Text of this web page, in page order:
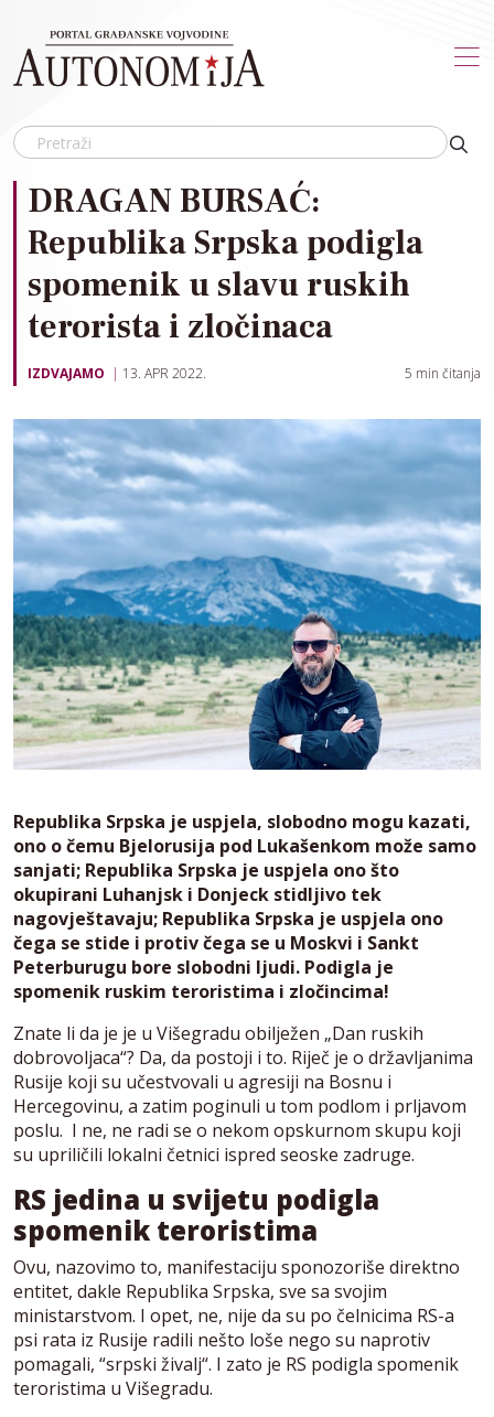
DRAGAN BURSAĆ:
Republika Srpska podigla
spomenik u slavu ruskih
terorista i zločinaca
IZDVAJAMO 13. APR 2022. 5 min čitanja
Republika Srpska je uspjela, slobodno mogu kazati,
ono o čemu Bjelorusija pod Lukašenkom može samo
sanjati; Republika Srpska je uspjela ono što
okupirani Luhanjsk i Donjeck stidljivo tek
nagovještavaju; Republika Srpska je uspjela ono
čega se stide i protiv čega se u Moskvi i Sankt
Peterburugu bore slobodni ljudi. Podigla je
spomenik ruskim teroristima i zločincima!
Znate li da je je u Višegradu obilježen „Dan ruskih
dobrovoljaca“? Da, da postoji i to. Riječ je o državljanima
Rusije koji su učestvovali u agresiji na Bosnu i
Hercegovinu, a zatim poginuli u tom podlom i prljavom
poslu. I ne, ne radi se o nekom opskurnom skupu koji
su upriličili lokalni četnici ispred seoske zadruge.
RS jedina u svijetu podigla
spomenik teroristima
Ovu, nazovimo to, manifestaciju sponozoriše direktno
entitet, dakle Republika Srpska, sve sa svojim
ministarstvom. I opet, ne, nije da su po čelnicima RS-a
psi rata iz Rusije radili nešto loše nego su naprotiv
pomagali, “srpski živalj“. I zato je RS podigla spomenik
teroristima u Višegradu.